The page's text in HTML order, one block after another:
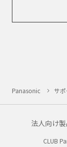
Panasonic サポ
法人向け
CLUB